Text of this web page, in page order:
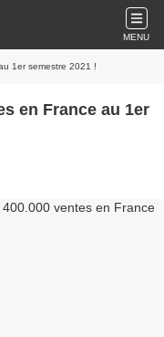
MENU
1er semestre 2021 !
en France au 1er